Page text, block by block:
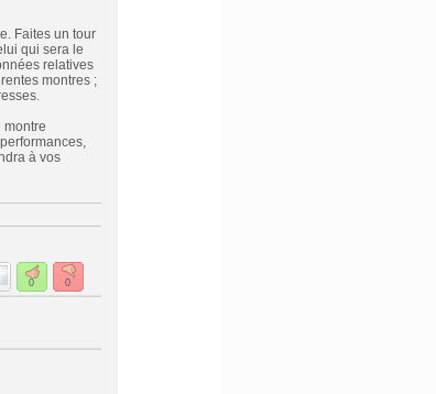
Faites un tour
qui sera le
relatives
montres ;
montre
à vos
0
0